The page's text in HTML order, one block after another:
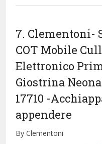
7. Clementoni-
COT Mobile
Elettronico
Giostrina
17710 -
appendere
By Clementoni